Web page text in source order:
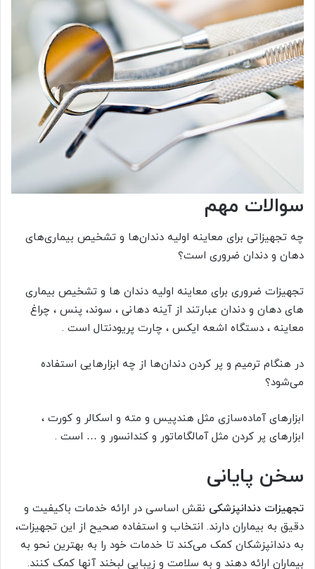
سوالات مهم
چه تجهیزاتی برای معاینه اولیه دندان‌ها و تشخیص بیماری‌های
دهان و دندان ضروری است؟
تجهیزات ضروری برای معاینه اولیه دندان ها و تشخیص بیماری
های دهان و دندان عبارتند از آینه دهانی ، سوند، پنس ، چراغ
معاینه ، دستگاه اشعه ایکس ، چارت پریودنتال است .
در هنگام ترمیم و پر کردن دندان‌ها از چه ابزارهایی استفاده
می‌شود؟
ابزارهای آماده‌سازی مثل هندپیس و مته و اسکالر و کورت ،
ابزارهای پر کردن مثل آمالگاماتور و کندانسور و … است .
سخن پایانی
تجهیزات دندانپزشکی نقش اساسی در ارائه خدمات باکیفیت و
دقیق به بیماران دارند. انتخاب و استفاده صحیح از این تجهیزات،
به دندانپزشکان کمک می‌کند تا خدمات خود را به بهترین نحو به
بیماران ارائه دهند و به سلامت و زیبایی لبخند آنها کمک کنند.